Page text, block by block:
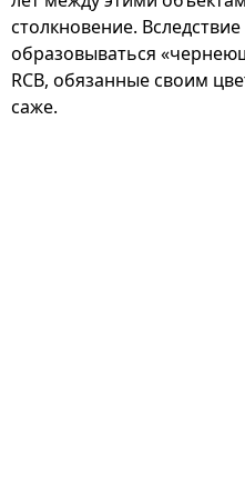
столкновение.
образовываться
RCB, обязанные своим
саже.